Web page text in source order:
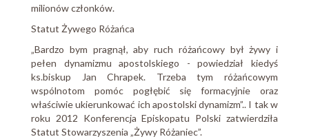
milionów członków.
Statut Żywego Różańca
„Bardzo bym pragnął, aby ruch różańcowy był żywy i
pełen dynamizmu apostolskiego - powiedział kiedyś
ks.biskup Jan Chrapek. Trzeba tym różańcowym
wspólnotom pomóc pogłębić się formacyjnie oraz
właściwie ukierunkować ich apostolski dynamizm”.. I tak w
roku 2012 Konferencja Episkopatu Polski zatwierdziła
Statut Stowarzyszenia „Żywy Różaniec”.